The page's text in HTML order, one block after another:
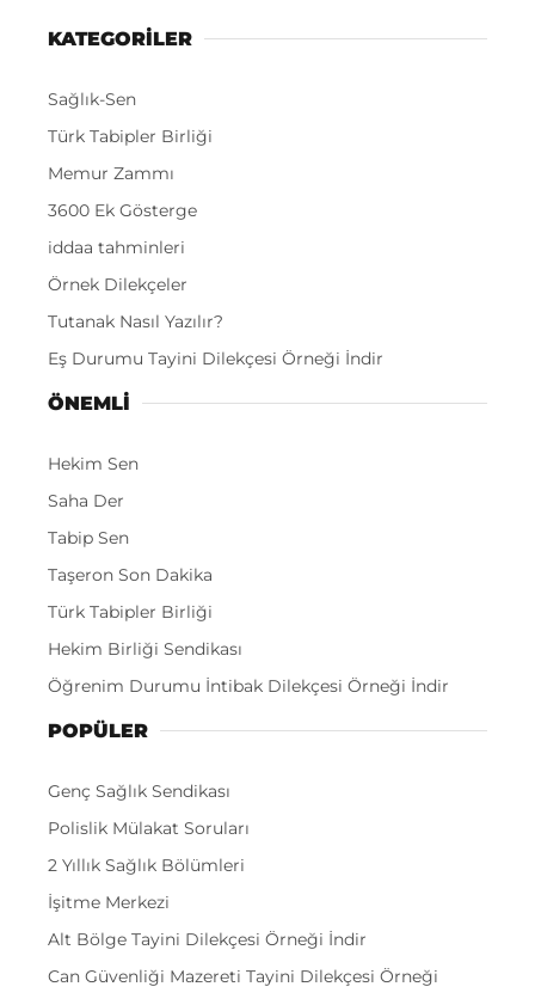
KATEGORİLER
Sağlık-Sen
Türk Tabipler Birliği
Memur Zammı
3600 Ek Gösterge
iddaa tahminleri
Örnek Dilekçeler
Tutanak Nasıl Yazılır?
Eş Durumu Tayini Dilekçesi Örneği İndir
ÖNEMLI
Hekim Sen
Saha Der
Tabip Sen
Taşeron Son Dakika
Türk Tabipler Birliği
Hekim Birliği Sendikası
Öğrenim Durumu İntibak Dilekçesi Örneği İndir
POPÜLER
Genç Sağlık Sendikası
Polislik Mülakat Soruları
2 Yıllık Sağlık Bölümleri
İşitme Merkezi
Alt Bölge Tayini Dilekçesi Örneği İndir
Can Güvenliği Mazereti Tayini Dilekçesi Örneği